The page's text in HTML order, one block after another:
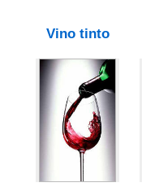
Vino tinto